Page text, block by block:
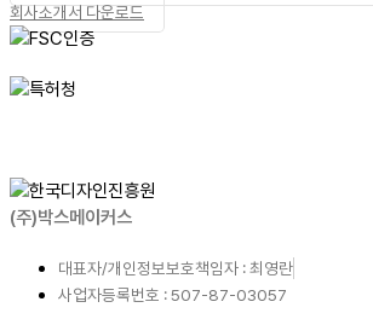
회사소개서 다운로드
(주)박스메이커스
대표자/개인정보보호책임자 : 최영란
사업자등록번호 : 507-87-03057